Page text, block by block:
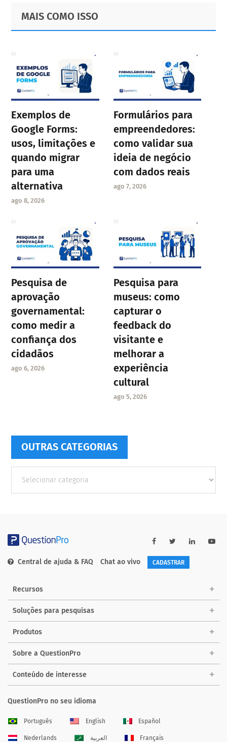
Primary
Sidebar
Footer
MAIS COMO ISSO
Exemplos de
Google Forms:
usos, limitações e
quando migrar
para uma
alternativa
ago 8, 2026
Formulários para
empreendedores:
como validar sua
ideia de negócio
com dados reais
ago 7, 2026
Pesquisa de
aprovação
governamental:
como medir a
confiança dos
cidadãos
ago 6, 2026
Pesquisa para
museus: como
capturar o
feedback do
visitante e
melhorar a
experiência
cultural
ago 5, 2026
OUTRAS CATEGORIAS
Categorias
Central de ajuda & FAQ Chat ao vivo CADASTRAR
Recursos
Soluções para pesquisas
Produtos
Sobre a QuestionPro
Conteúdo de interesse
QuestionPro no seu idioma
Português English Español
Nederlands العربية Français